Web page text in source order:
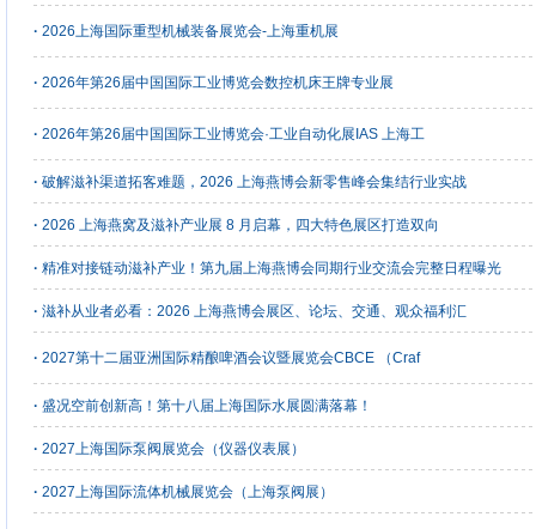
· 2026上海国际重型机械装备展览会-上海重机展
· 2026年第26届中国国际工业博览会数控机床王牌专业展
· 2026年第26届中国国际工业博览会·工业自动化展IAS 上海工
· 破解滋补渠道拓客难题，2026 上海燕博会新零售峰会集结行业实战
· 2026 上海燕窝及滋补产业展 8 月启幕，四大特色展区打造双向
· 精准对接链动滋补产业！第九届上海燕博会同期行业交流会完整日程曝光
· 滋补从业者必看：2026 上海燕博会展区、论坛、交通、观众福利汇
· 2027第十二届亚洲国际精酿啤酒会议暨展览会CBCE （Craf
· 盛况空前创新高！第十八届上海国际水展圆满落幕！
· 2027上海国际泵阀展览会（仪器仪表展）
· 2027上海国际流体机械展览会（上海泵阀展）